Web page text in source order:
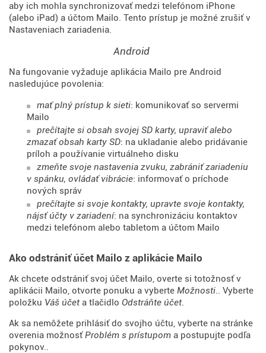
aby ich mohla synchronizovať medzi telefónom iPhone
(alebo iPad) a účtom Mailo. Tento prístup je možné zrušiť v
Nastaveniach zariadenia.
Android
Na fungovanie vyžaduje aplikácia Mailo pre Android
nasledujúce povolenia:
mať plný prístup k sieti: komunikovať so servermi
Mailo
prečítajte si obsah svojej SD karty, upraviť alebo
zmazať obsah karty SD: na ukladanie alebo pridávanie
príloh a používanie virtuálneho disku
zmeňte svoje nastavenia zvuku, zabrániť zariadeniu
v spánku, ovládať vibrácie: informovať o príchode
nových správ
prečítajte si svoje kontakty, upravte svoje kontakty,
nájsť účty v zariadení: na synchronizáciu kontaktov
medzi telefónom alebo tabletom a účtom Mailo
Ako odstrániť účet Mailo z aplikácie Mailo
Ak chcete odstrániť svoj účet Mailo, overte si totožnosť v
aplikácii Mailo, otvorte ponuku a vyberte Možnosti.. Vyberte
položku Váš účet a tlačidlo Odstráňte účet.
Ak sa nemôžete prihlásiť do svojho účtu, vyberte na stránke
overenia možnosťProblém s prístupom a postupujte podľa
pokynov..